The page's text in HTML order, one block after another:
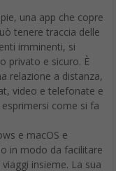
una app che copre
tenere traccia delle
imminenti, si
privato e sicuro. È
relazione a distanza,
video e telefonate e
come si fa
e macOS e
in modo da facilitare
insieme. La sua